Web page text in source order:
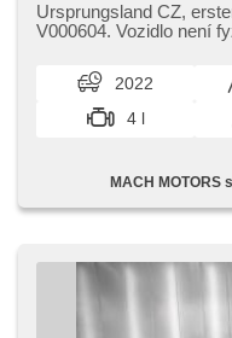
(DAB), USB,
dotykové ovládání
Android Auto,
Lenkrad einstellbar,
zadních oknech, zadní
Fahrersitz,
Heckscheibenwischer,
Leuchte,
Vorderscheiben, El.
Zentralverriegelung,
Sperrdiferential,
Ursprungsland CZ,​
V000604. Vozidlo není
2022
4 l
MACH MOTORS